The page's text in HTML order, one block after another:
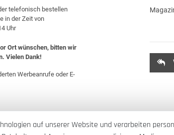
telefonisch bestellen
in der Zeit von
Uhr
Ort wünschen, bitten wir
Vielen Dank!
Werbeanrufe oder E-
auf unserer Website und verarbeiten